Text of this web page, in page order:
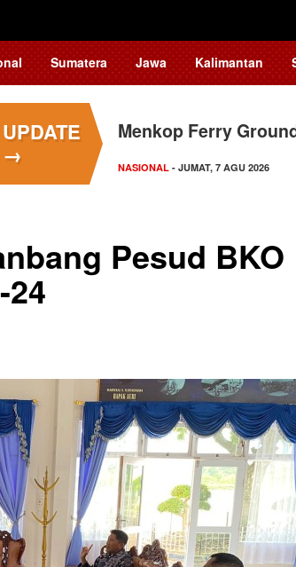
Sumatera Jawa Kalimantan
UPDATE
→
Menkop Ferry
NASIONAL - JUMAT, 7 AGU 2026
Pesud BKO